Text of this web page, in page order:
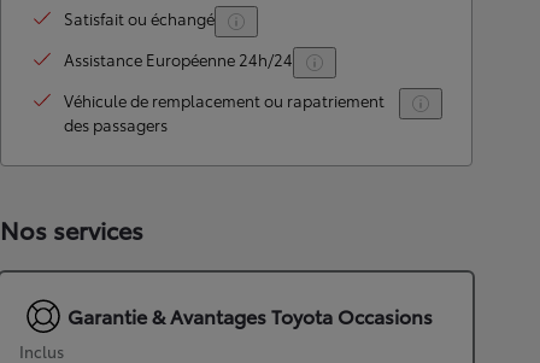
Satisfait ou échangé
Assistance Européenne 24h/24
Véhicule de remplacement ou rapatriement
des passagers
Nos services
Garantie & Avantages Toyota Occasions
Inclus